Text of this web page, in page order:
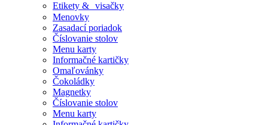
Etikety & visačky
Menovky
Zasadací poriadok
Číslovanie stolov
Menu karty
Informačné kartičky
Omaľovánky
Čokoládky
Magnetky
Číslovanie stolov
Menu karty